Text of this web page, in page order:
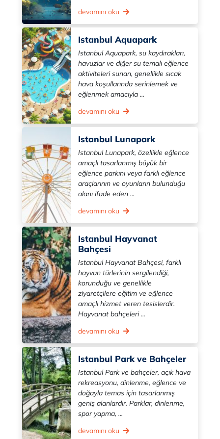
devamını oku
Istanbul Aquapark
Istanbul Aquapark, su kaydırakları,
havuzlar ve diğer su temalı eğlence
aktiviteleri sunan, genellikle sıcak
hava koşullarında serinlemek ve
eğlenmek amacıyla ...
devamını oku
Istanbul Lunapark
Istanbul Lunapark, özellikle eğlence
amaçlı tasarlanmış büyük bir
eğlence parkını veya farklı eğlence
araçlarının ve oyunların bulunduğu
alanı ifade eden ...
devamını oku
Istanbul Hayvanat
Bahçesi
Istanbul Hayvanat Bahçesi, farklı
hayvan türlerinin sergilendiği,
korunduğu ve genellikle
ziyaretçilere eğitim ve eğlence
amaçlı hizmet veren tesislerdir.
Hayvanat bahçeleri ...
devamını oku
Istanbul Park ve Bahçeler
Istanbul Park ve bahçeler, açık hava
rekreasyonu, dinlenme, eğlence ve
doğayla temas için tasarlanmış
geniş alanlardır. Parklar, dinlenme,
spor yapma, ...
devamını oku